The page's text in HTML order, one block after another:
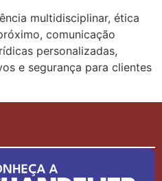
multidisciplinar, ética
comunicação
personalizadas,
e segurança para clientes